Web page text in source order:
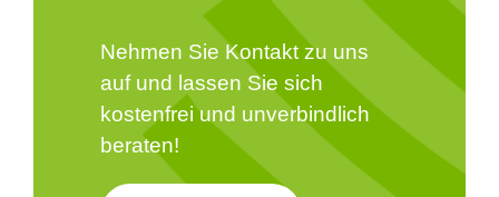
Nehmen Sie Kontakt zu uns
auf und lassen Sie sich
kostenfrei und unverbindlich
beraten!